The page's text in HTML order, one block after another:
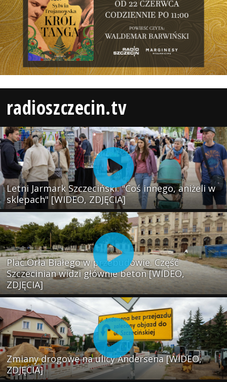
radioszczecin.tv
Letni Jarmark Szczeciński. "Coś innego, aniżeli w
sklepach" [WIDEO, ZDJĘCIA]
Plac Orła Białego w przebudowie. Część
Szczecinian widzi głównie beton [WIDEO,
ZDJĘCIA]
Zmiany drogowe na ulicy Andersena [WIDEO,
ZDJĘCIA]